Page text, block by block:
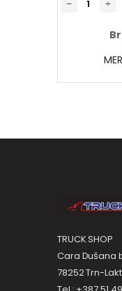
TRUCK SHOP
Cara Dušana
78252 Trn-